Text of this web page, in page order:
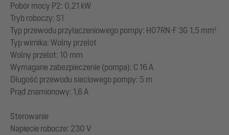
Pobór mocy P2: 0,21 kW
Tryb roboczy: S1
Typ przewodu przyłączeniowego pompy: H07RN-F 3G 1,5 mm²
Typ wirnika: Wolny przelot
Wolny przelot: 10 mm
Wymagane zabezpieczenie (pompa): C 16 A
Długość przewodu sieciowego pompy: 5 m
Prąd znamionowy: 1,6 A
Sterowanie
Napięcie robocze: 230 V